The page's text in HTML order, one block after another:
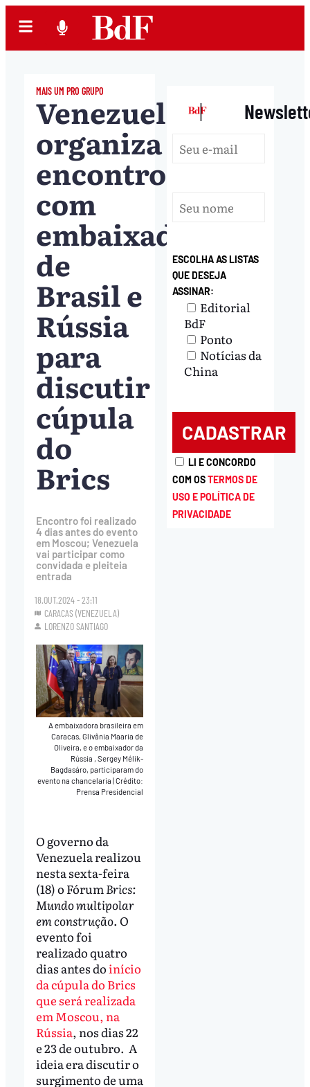
MAIS UM PRO GRUPO
Venezuela
organiza
encontro
com
embaixadores
de
Brasil e
Rússia
para
discutir
cúpula
do
Brics
Encontro foi realizado
4 dias antes do evento
em Moscou; Venezuela
vai participar como
convidada e pleiteia
entrada
18.OUT.2024 - 23:11
CARACAS (VENEZUELA)
LORENZO SANTIAGO
A embaixadora brasileira em
Caracas, Glivânia Maaria de
Oliveira, e o embaixador da
Rússia , Sergey Mélik-
Bagdasáro, participaram do
evento na chancelaria Crédito:
Prensa Presidencial
O governo da
Venezuela realizou
nesta sexta-feira
(18) o FórumBrics:
Mundo multipolar
em construção. O
evento foi
realizado quatro
dias antes doinício
da cúpula do Brics
que será realizada
em Moscou, na
Rússia, nos dias 22
e 23 de outubro. A
ideia era discutir o
surgimento de uma
|
ESCOLHA AS LISTAS
QUE DESEJA
ASSINAR:
Editorial
BdF
Ponto
Notícias da
China
LI E CONCORDO
COM OSTERMOS DE
USO E POLÍTICA DE
PRIVACIDADE